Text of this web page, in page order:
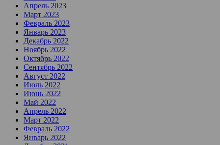
Апрель 2023
Март 2023
Февраль 2023
Январь 2023
Декабрь 2022
Ноябрь 2022
Октябрь 2022
Сентябрь 2022
Август 2022
Июль 2022
Июнь 2022
Май 2022
Апрель 2022
Март 2022
Февраль 2022
Январь 2022